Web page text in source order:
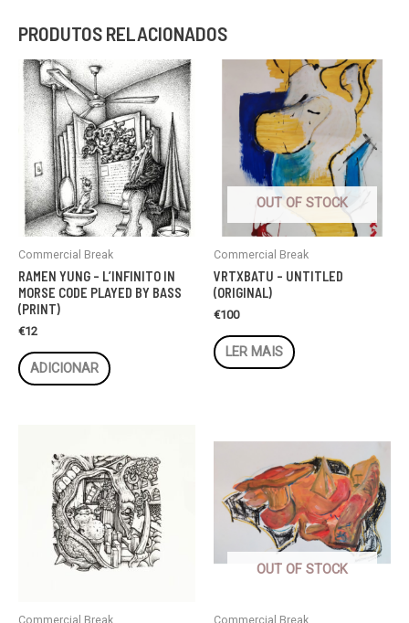
PRODUTOS RELACIONADOS
Commercial Break
RAMEN YUNG – L’INFINITO IN
MORSE CODE PLAYED BY BASS
(PRINT)
€12
ADICIONAR
OUT OF STOCK
Commercial Break
VRTXBATU – UNTITLED
(ORIGINAL)
€100
LER MAIS
Commercial Break
OUT OF STOCK
Commercial Break